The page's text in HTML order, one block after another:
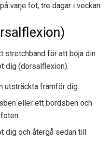
varje fot, tre dagar i veckan.
stretchband för att böja din
dig (dorsalflexion).
utsträckta framför dig.
eller ett bordsben och
dig och återgå sedan till